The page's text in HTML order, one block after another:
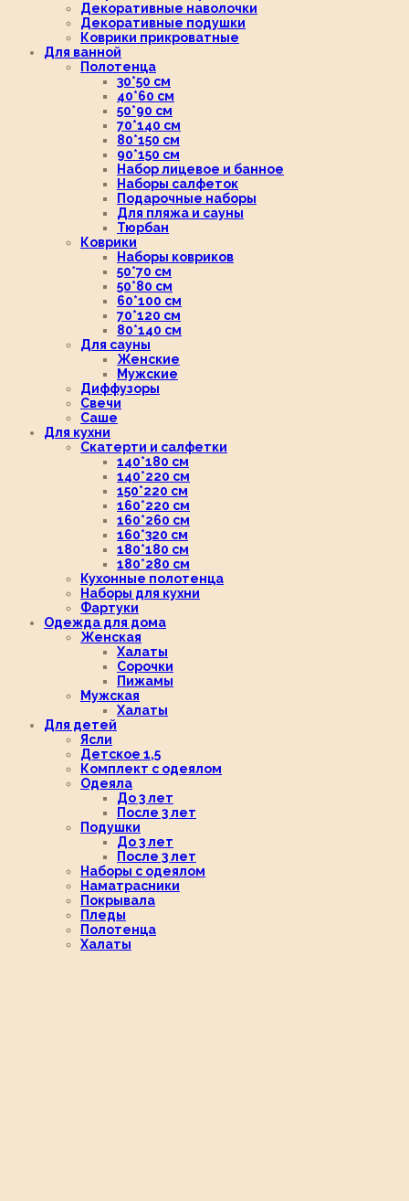
Декоративные наволочки
Декоративные подушки
Коврики прикроватные
Для ванной
Полотенца
30*50 см
40*60 см
50*90 см
70*140 см
80*150 см
90*150 см
Набор лицевое и банное
Наборы салфеток
Подарочные наборы
Для пляжа и сауны
Тюрбан
Коврики
Наборы ковриков
50*70 см
50*80 см
60*100 см
70*120 см
80*140 см
Для сауны
Женские
Мужские
Диффузоры
Свечи
Саше
Для кухни
Скатерти и салфетки
140*180 см
140*220 см
150*220 см
160*220 см
160*260 см
160*320 см
180*180 см
180*280 см
Кухонные полотенца
Наборы для кухни
Фартуки
Одежда для дома
Женская
Халаты
Сорочки
Пижамы
Мужская
Халаты
Для детей
Ясли
Детское 1,5
Комплект с одеялом
Одеяла
До 3 лет
После 3 лет
Подушки
До 3 лет
После 3 лет
Наборы с одеялом
Наматрасники
Покрывала
Пледы
Полотенца
Халаты